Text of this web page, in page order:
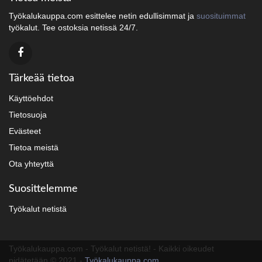
Työkalukauppa.com esittelee netin edullisimmat ja suosituimmat
työkalut. Tee ostoksia netissä 24/7.
Tärkeää tietoa
Käyttöehdot
Tietosuoja
Evästeet
Tietoa meistä
Ota yhteyttä
Suosittelemme
Työkalut netistä
Työkalukauppa.com - Työkalut netistä! - Kaikki oikeudet